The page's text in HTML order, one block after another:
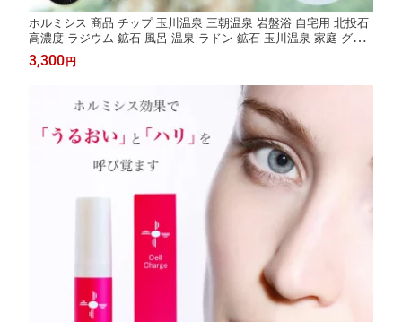
ホルミシス 商品 チップ 玉川温泉 三朝温泉 岩盤浴 自宅用 北投石
高濃度 ラジウム 鉱石 風呂 温泉 ラドン 鉱石 玉川温泉 家庭 グッ
ズ 腸活 温活グッズ 健康グッズ バドガシュタイン 天然石 家庭用
温泉 効果
3,300円